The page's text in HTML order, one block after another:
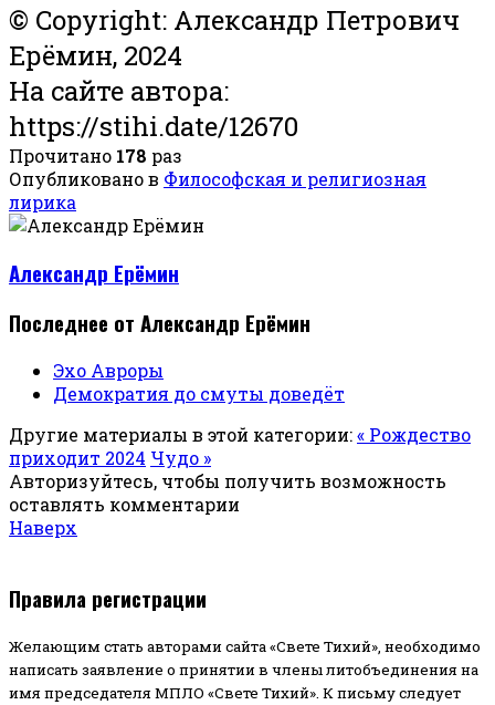
© Copyright: Александр Петрович
Ерёмин, 2024
На сайте автора:
https://stihi.date/12670
Прочитано 178 раз
Опубликовано в Философская и религиозная
лирика
Александр Ерёмин
Последнее от Александр Ерёмин
Эхо Авроры
Демократия до смуты доведёт
Другие материалы в этой категории:« Рождество
приходит 2024 Чудо »
Авторизуйтесь, чтобы получить возможность
оставлять комментарии
Наверх
Правила регистрации
Желающим стать авторами сайта «Свете Тихий», необходимо
написать заявление о принятии в члены литобъединения на
имя председателя МПЛО «Свете Тихий». К письму следует